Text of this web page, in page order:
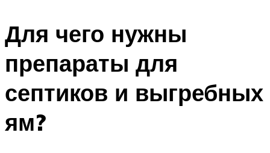
Для чего нужны
препараты для
септиков и выгребных
ям?